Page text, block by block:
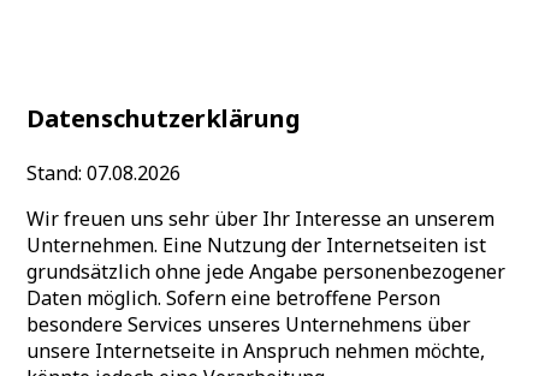
Datenschutzerklärung
Stand: 07.08.2026
Wir freuen uns sehr über Ihr Interesse an unserem
Unternehmen. Eine Nutzung der Internetseiten ist
grundsätzlich ohne jede Angabe personenbezogener
Daten möglich. Sofern eine betroffene Person
besondere Services unseres Unternehmens über
unsere Internetseite in Anspruch nehmen möchte,